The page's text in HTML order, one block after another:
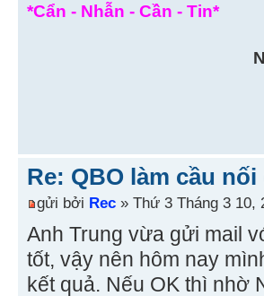
*Cẩn - Nhẫn - Cần - Tin*
Re: QBO làm cầu
gửi bởi Rec » Thứ 3 Tháng 3 10,
Anh Trung vừa gửi mail
tốt, vậy nên hôm nay
kết quả. Nếu OK thì nhờ